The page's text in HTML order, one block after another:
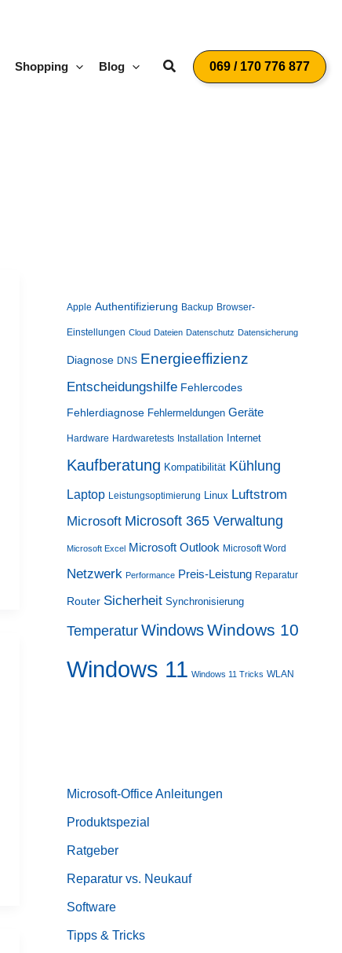
Shopping Blog Suchen069 / 170 776 877
Apple Authentifizierung Backup Browser-
Einstellungen Cloud Dateien Datenschutz Datensicherung
Diagnose DNS Energieeffizienz
Entscheidungshilfe Fehlercodes
Fehlerdiagnose Fehlermeldungen Geräte
Hardware Hardwaretests Installation Internet
Kaufberatung Kompatibilität Kühlung
Laptop Leistungsoptimierung Linux Luftstrom
Microsoft Microsoft 365 Verwaltung
Microsoft Excel Microsoft Outlook Microsoft Word
Netzwerk Performance Preis-Leistung Reparatur
Router Sicherheit Synchronisierung
Temperatur WindowsWindows 10
Windows 11 Windows 11 Tricks WLAN
Microsoft-Office Anleitungen
Produktspezial
Ratgeber
Reparatur vs. Neukauf
Software
Tipps & Tricks